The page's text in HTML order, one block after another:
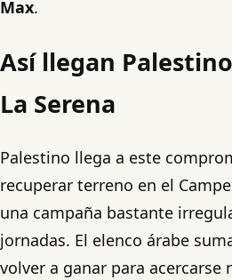
Max.
Así llegan
La Serena
Palestino llega a este
recuperar terreno en el
una campaña bastante
jornadas. El elenco árabe
volver a ganar para acercarse